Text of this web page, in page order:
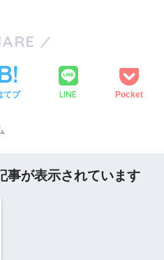
てブ LINE Pocket
事が表示されています